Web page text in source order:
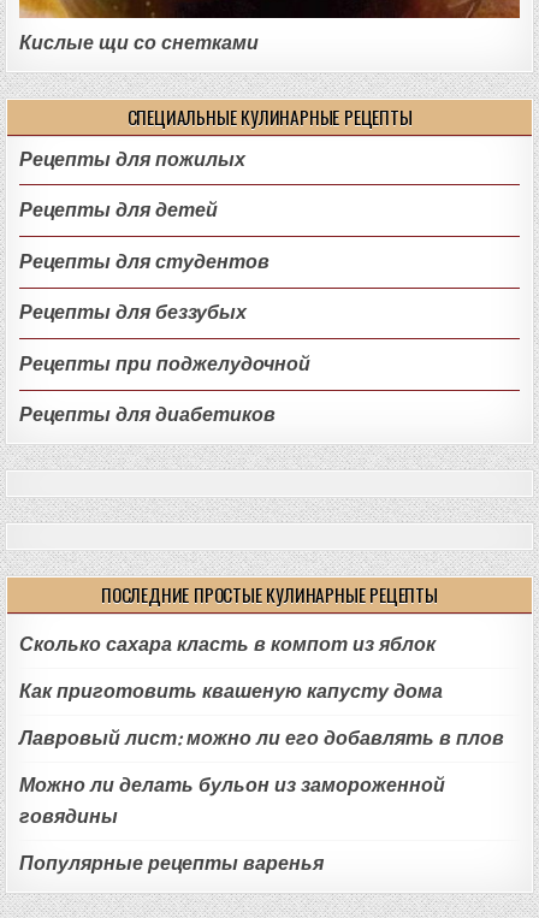
Кислые щи со снетками
СПЕЦИАЛЬНЫЕ КУЛИНАРНЫЕ РЕЦЕПТЫ
Рецепты для пожилых
Рецепты для детей
Рецепты для студентов
Рецепты для беззубых
Рецепты при поджелудочной
Рецепты для диабетиков
ПОСЛЕДНИЕ ПРОСТЫЕ КУЛИНАРНЫЕ РЕЦЕПТЫ
Сколько сахара класть в компот из яблок
Как приготовить квашеную капусту дома
Лавровый лист: можно ли его добавлять в плов
Можно ли делать бульон из замороженной
говядины
Популярные рецепты варенья